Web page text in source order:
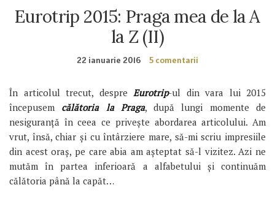
Eurotrip 2015: Praga mea de la A
la Z (II)
22 ianuarie 2016 5 comentarii
În articolul trecut, despre Eurotrip-ul din vara lui 2015
începusem călătoria la Praga, după lungi momente de
nesiguranță în ceea ce privește abordarea articolului. Am
vrut, însă, chiar și cu întârziere mare, să-mi scriu impresiile
din acest oraș, pe care abia am așteptat să-l vizitez. Azi ne
mutăm în partea inferioară a alfabetului și continuăm
călătoria până la capăt…